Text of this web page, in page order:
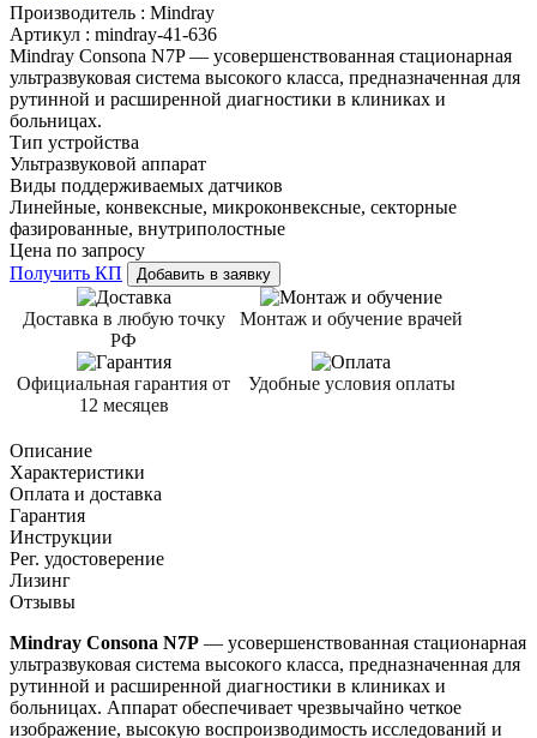
Производитель : Mindray
Артикул : mindray-41-636
Mindray Consona N7P — усовершенствованная стационарная
ультразвуковая система высокого класса, предназначенная для
рутинной и расширенной диагностики в клиниках и
больницах.
Тип устройства
Ультразвуковой аппарат
Виды поддерживаемых датчиков
Линейные, конвексные, микроконвексные, секторные
фазированные, внутриполостные
Цена по запросу
Получить КП
Добавить в заявку
Доставка в любую точку
РФ
Монтаж и обучение врачей
Официальная гарантия от
12 месяцев
Удобные условия оплаты
Описание
Характеристики
Оплата и доставка
Гарантия
Инструкции
Рег. удостоверение
Лизинг
Отзывы
Mindray Consona N7P — усовершенствованная стационарная
ультразвуковая система высокого класса, предназначенная для
рутинной и расширенной диагностики в клиниках и
больницах. Аппарат обеспечивает чрезвычайно четкое
изображение, высокую воспроизводимость исследований и